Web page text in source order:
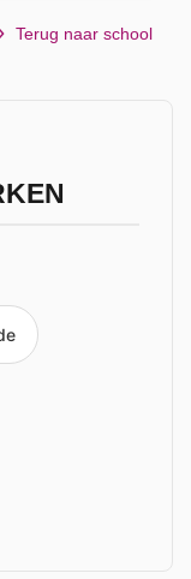
Terug naar school